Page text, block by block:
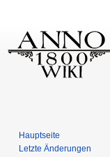
Hauptseite
Letzte Änderungen